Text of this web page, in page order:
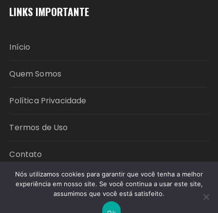
LINKS IMPORTANTE
Início
Quem Somos
Política Privacidade
Termos de Uso
Contato
Copyright © 2026 Política em Foco. All rights
Nós utilizamos cookies para garantir que você tenha a melhor
experiência em nosso site. Se você continua a usar este site,
assumimos que você está satisfeito.